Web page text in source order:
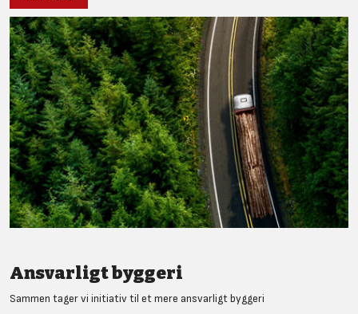
Ansvarligt byggeri
Sammen tager vi initiativ til et mere ansvarligt byggeri